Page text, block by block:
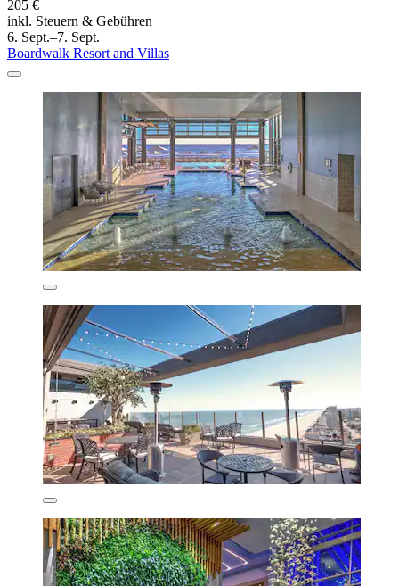
205 €
inkl. Steuern & Gebühren
6. Sept.–7. Sept.
Boardwalk Resort and Villas